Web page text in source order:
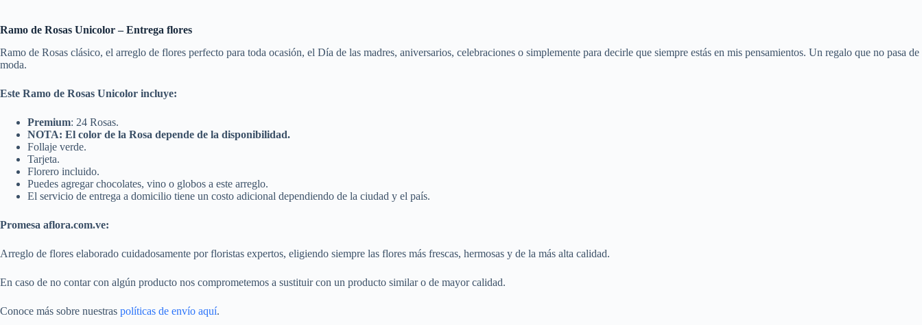
Ramo de Rosas Unicolor – Entrega flores
Ramo de Rosas clásico, el arreglo de flores perfecto para toda ocasión, el Día de las madres, aniversarios, celebraciones o simplemente para decirle que siempre estás en mis pensamientos. Un regalo que no pasa de
moda.
Este Ramo de Rosas Unicolor incluye:
Premium: 24 Rosas.
NOTA: El color de la Rosa depende de la disponibilidad.
Follaje verde.
Tarjeta.
Florero incluido.
Puedes agregar chocolates, vino o globos a este arreglo.
El servicio de entrega a domicilio tiene un costo adicional dependiendo de la ciudad y el país.
Promesa aflora.com.ve:
Arreglo de flores elaborado cuidadosamente por floristas expertos, eligiendo siempre las flores más frescas, hermosas y de la más alta calidad.
En caso de no contar con algún producto nos comprometemos a sustituir con un producto similar o de mayor calidad.
Conoce más sobre nuestras políticas de envío aquí.